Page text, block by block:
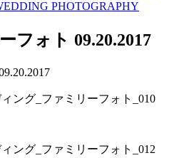
PHOTOGRAPHY
フォト 09.20.2017